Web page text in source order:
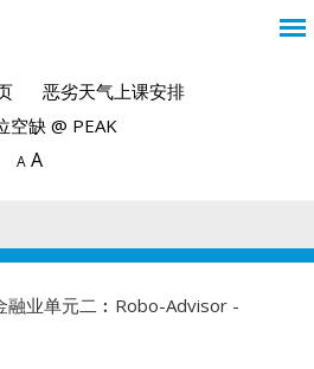
恶劣天气上课安排
空缺 @ PEAK
A A
业单元二︰Robo-Advisor -